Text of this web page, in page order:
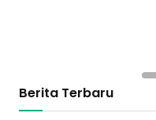
Berita Terbaru